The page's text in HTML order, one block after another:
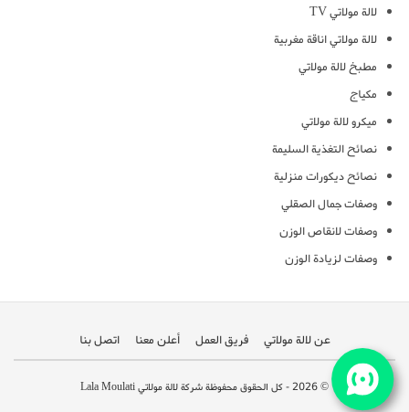
لالة مولاتي TV
لالة مولاتي اناقة مغربية
مطبخ لالة مولاتي
مكياج
ميكرو لالة مولاتي
نصائح التغذية السليمة
نصائح ديكورات منزلية
وصفات جمال الصقلي
وصفات لانقاص الوزن
وصفات لزيادة الوزن
عن لالة مولاتي فريق العمل أعلن معنا اتصل بنا
© 2026 - كل الحقوق محفوظة شركة لالة مولاتي Lala Moulati